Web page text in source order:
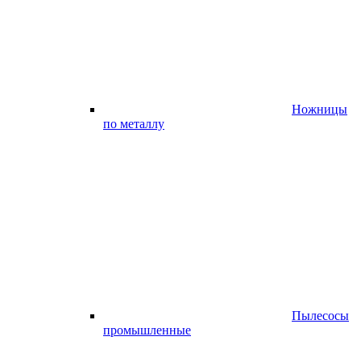
Ножницы
по металлу
Пылесосы
промышленные